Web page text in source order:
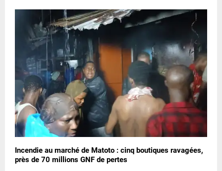
Incendie au marché de Matoto : cinq boutiques ravagées,
près de 70 millions GNF de pertes